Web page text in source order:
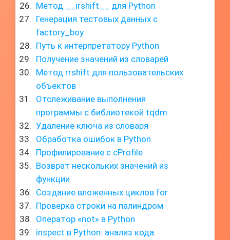
Метод __irshift__ для Python
Генерация тестовых данных с
factory_boy
Путь к интерпретатору Python
Получение значений из словарей
Метод rrshift для пользовательских
объектов
Отслеживание выполнения
программы с библиотекой tqdm
Удаление ключа из словаря
Обработка ошибок в Python
Профилирование с cProfile
Возврат нескольких значений из
функции
Создание вложенных циклов for
Проверка строки на палиндром
Оператор «not» в Python
inspect в Python: анализ кода